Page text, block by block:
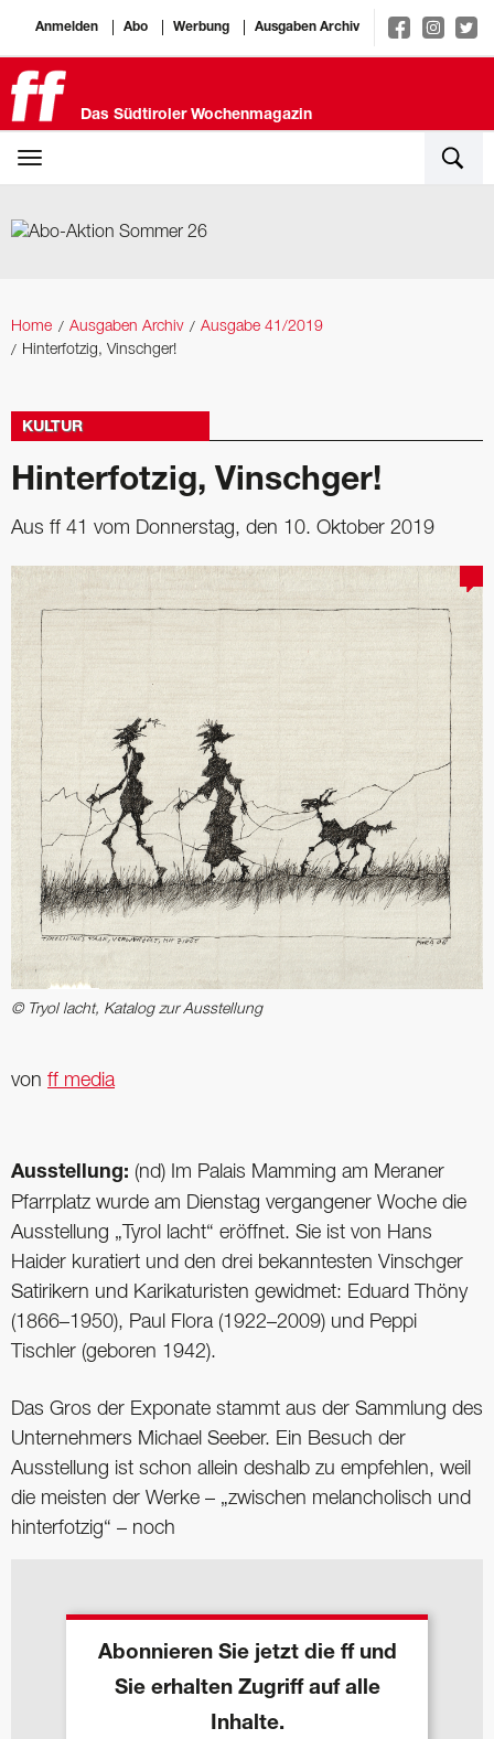
Anmelden Abo Werbung Ausgaben Archiv
Das Südtiroler Wochenmagazin
Home Ausgaben Archiv
Ausgabe 41/2019
Hinterfotzig, Vinschger!
KULTUR
Hinterfotzig, Vinschger!
Aus ff 41 vom Donnerstag, den 10. Oktober 2019
© Tryol lacht, Katalog zur Ausstellung
von ff media
Ausstellung: (nd) Im Palais Mamming am Meraner
Pfarrplatz wurde am Dienstag vergangener Woche die
Ausstellung „Tyrol lacht“ eröffnet. Sie ist von Hans
Haider kuratiert und den drei bekanntesten Vinschger
Satirikern und Karikaturisten gewidmet: Eduard Thöny
(1866–1950), Paul Flora (1922–2009) und Peppi
Tischler (geboren 1942).
Das Gros der Exponate stammt aus der Sammlung des
Unternehmers Michael Seeber. Ein Besuch der
Ausstellung ist schon allein deshalb zu empfehlen, weil
die meisten der Werke – „zwischen melancholisch und
hinterfotzig“ – noch
Abonnieren Sie jetzt die ff und
Sie erhalten Zugriff auf alle
Inhalte.